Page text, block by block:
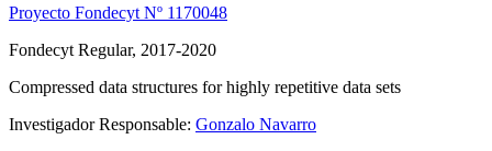
Proyecto Fondecyt Nº 1170048
Fondecyt Regular, 2017-2020
Compressed data structures for highly repetitive data sets
Investigador Responsable: Gonzalo Navarro